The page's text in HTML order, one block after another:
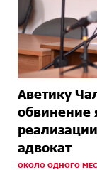
Аветику
обвинение
адвокат
ОКОЛО ОДНОГО